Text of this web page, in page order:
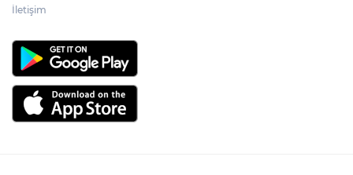
İletişim